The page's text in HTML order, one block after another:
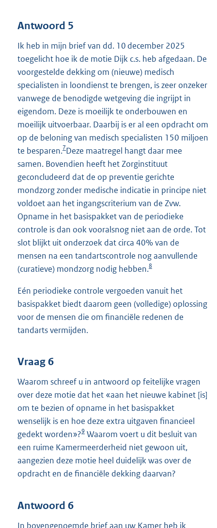
Antwoord 5
Ik heb in mijn brief van dd. 10 december 2025
toegelicht hoe ik de motie Dijk c.s. heb afgedaan. De
voorgestelde dekking om (nieuwe) medisch
specialisten in loondienst te brengen, is zeer onzeker
vanwege de benodigde wetgeving die ingrijpt in
eigendom. Deze is moeilijk te onderbouwen en
moeilijk uitvoerbaar. Daarbij is er al een opdracht om
op de beloning van medisch specialisten 150 miljoen
te besparen.7Deze maatregel hangt daar mee
samen. Bovendien heeft het Zorginstituut
geconcludeerd dat de op preventie gerichte
mondzorg zonder medische indicatie in principe niet
voldoet aan het ingangscriterium van de Zvw.
Opname in het basispakket van de periodieke
controle is dan ook vooralsnog niet aan de orde. Tot
slot blijkt uit onderzoek dat circa 40% van de
mensen na een tandartscontrole nog aanvullende
(curatieve) mondzorg nodig hebben.8
Eén periodieke controle vergoeden vanuit het
basispakket biedt daarom geen (volledige) oplossing
voor de mensen die om financiële redenen de
tandarts vermijden.
Vraag 6
Waarom schreef u in antwoord op feitelijke vragen
over deze motie dat het «aan het nieuwe kabinet [is]
om te bezien of opname in het basispakket
wenselijk is en hoe deze extra uitgaven financieel
gedekt worden»?9 Waarom voert u dit besluit van
een ruime Kamermeerderheid niet gewoon uit,
aangezien deze motie heel duidelijk was over de
opdracht en de financiële dekking daarvan?
Antwoord 6
In bovengenoemde brief aan uw Kamer heb ik